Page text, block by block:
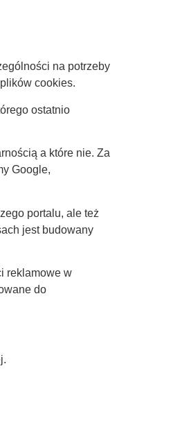
na potrzeby
cookies.
ostatnio
a które nie. Za
Google,
portalu, ale też
jest budowany
reklamowe w
do